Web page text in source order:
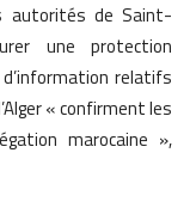
autorités de Saint-
une protection
relatifs
« confirment les
marocaine »,